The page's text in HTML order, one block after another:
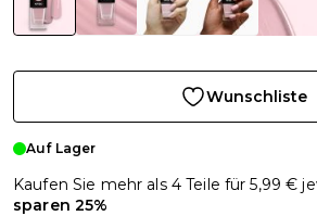
Wunschliste
Auf Lager
Kaufen Sie mehr als 4 Teile für5,99 €
sparen 25%